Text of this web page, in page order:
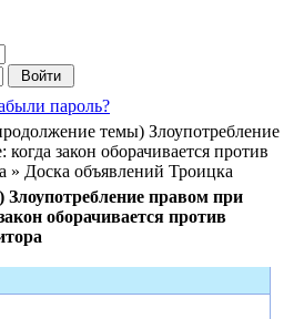
пароль?
темы) Злоупотребление
закон оборачивается против
» Доска объявлений Троицка
правом при
оборачивается против